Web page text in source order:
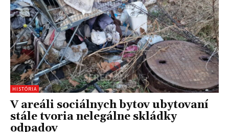
HISTÓRIA
V areáli sociálnych bytov ubytovaní
stále tvoria nelegálne skládky
odpadov